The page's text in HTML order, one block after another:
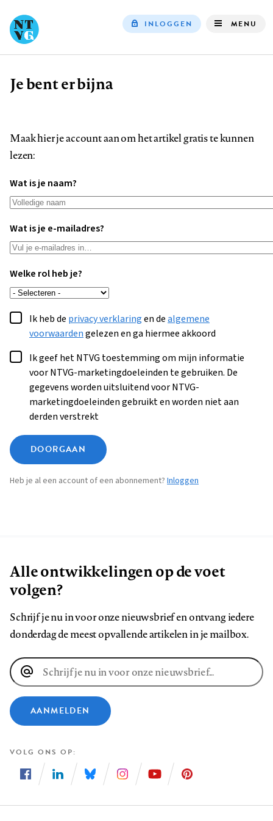
INLOGGEN MENU
Kruimelpad
Je bent er bijna
Maak hier je account aan om het artikel gratis te kunnen
lezen:
Wat is je naam?
Wat is je e-mailadres?
Welke rol heb je?
Ik heb de privacy verklaringen dealgemene
voorwaardengelezen en ga hiermee akkoord
Ik geef het NTVG toestemming om mijn informatie
voor NTVG-marketingdoeleinden te gebruiken. De
gegevens worden uitsluitend voor NTVG-
marketingdoeleinden gebruikt en worden niet aan
derden verstrekt
DOORGAAN
Heb je al een account of een abonnement? Inloggen
Alle ontwikkelingen op de voet
volgen?
Schrijf je nu in voor onze nieuwsbrief en ontvang iedere
donderdag de meest opvallende artikelen in je mailbox.
E-
mailadres
AANMELDEN
VOLG ONS OP
ons
ons
ons
ons
ons
ons